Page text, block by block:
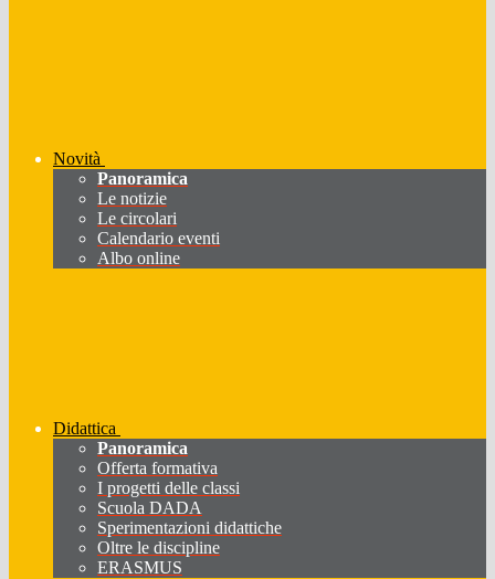
Novità
Panoramica
Le notizie
Le circolari
Calendario eventi
Albo online
Didattica
Panoramica
Offerta formativa
I progetti delle classi
Scuola DADA
Sperimentazioni didattiche
Oltre le discipline
ERASMUS